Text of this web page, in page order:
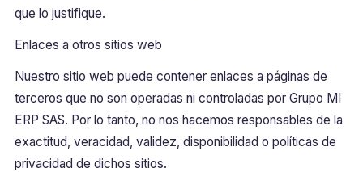
que lo justifique.
Enlaces a otros sitios web
Nuestro sitio web puede contener enlaces a páginas de
terceros que no son operadas ni controladas por Grupo MI
ERP SAS. Por lo tanto, no nos hacemos responsables de la
exactitud, veracidad, validez, disponibilidad o políticas de
privacidad de dichos sitios.